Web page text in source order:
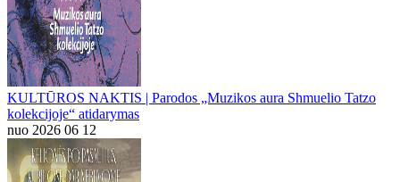
KULTŪROS NAKTIS | Parodos „Muzikos aura Shmuelio Tatzo
kolekcijoje“ atidarymas
nuo 2026 06 12